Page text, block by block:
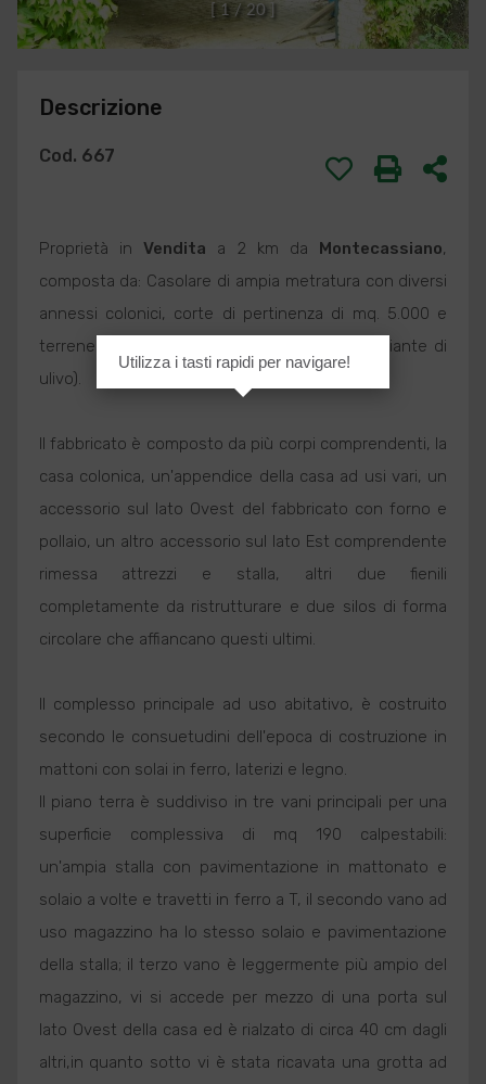
1 / 20
Descrizione
Cod. 667
Proprietà inVendita a 2 km da Montecassiano,
composta da: Casolare di ampia metratura con diversi
annessi colonici, corte di pertinenza di mq. 5.000 e
terrene agricolo di circa 9 ha (con circa 80 piante di
ulivo).
Il fabbricato è composto da più corpi comprendenti, la
casa colonica, un'appendice della casa ad usi vari, un
accessorio sul lato Ovest del fabbricato con forno e
pollaio, un altro accessorio sul lato Est comprendente
rimessa attrezzi e stalla, altri due fienili
completamente da ristrutturare e due silos di forma
circolare che affiancano questi ultimi.
Il complesso principale ad uso abitativo, è costruito
secondo le consuetudini dell'epoca di costruzione in
mattoni con solai in ferro, laterizi e legno.
Il piano terra è suddiviso in tre vani principali per una
superficie complessiva di mq 190 calpestabili:
un'ampia stalla con pavimentazione in mattonato e
solaio a volte e travetti in ferro a T, il secondo vano ad
uso magazzino ha lo stesso solaio e pavimentazione
della stalla; il terzo vano è leggermente più ampio del
magazzino, vi si accede per mezzo di una porta sul
lato Ovest della casa ed è rialzato di circa 40 cm dagli
altri,in quanto sotto vi è stata ricavata una grotta ad
Utilizza i tasti rapidi per navigare!